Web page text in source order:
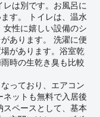
レは別です。お風呂に
す。 トイレは、温水
性に嬉しい設備のシ
あります。 洗濯に便
があります。浴室乾
時の生乾き臭も比較
っており、エアコン
ットも無料で入居後
ペースとして、基本